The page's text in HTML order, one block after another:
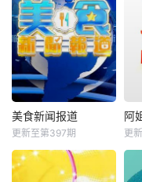
美食新闻报道
更新至第397期
阿
更